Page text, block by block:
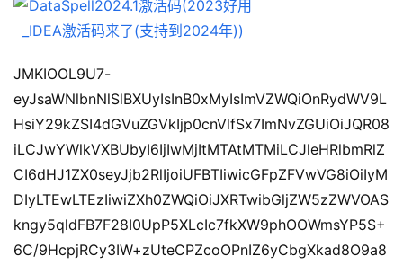
JMKIOOL9U7-
eyJsaWNlbnNlSlBXUyIsInB0xMyIsImVZWQiOnRydWV9L
HsiY29kZSI4dGVuZGVkIjp0cnVlfSx7ImNvZGUiOiJQR08
iLCJwYWlkVXBUbyI6IjIwMjItMTAtMTMiLCJleHRlbmRlZ
CI6dHJ1ZX0seyJjb2RlIjoiUFBTIiwicGFpZFVwVG8iOiIyM
DIyLTEwLTEzIiwiZXh0ZWQiOiJXRTwibGljZW5zZWVOAS
kngy5qldFB7F28I0UpP5XLcIc7fkXW9phOOWmsYP5S+
6C/9HcpjRCy3IW+zUteCPZcoOPnIZ6yCbgXkad8O9a8